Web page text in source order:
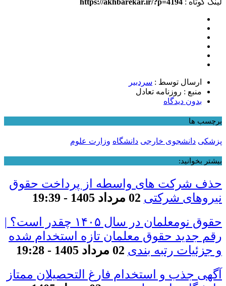
ارسال توسط : سردبیر
منبع : روزنامه تعادل
بدون دیدگاه
برچسب ها
پزشکی دانشجوی خارجی دانشگاه وزارت علوم
بیشتر بخوانید:
حذف شرکت های واسطه از پرداخت حقوق
نیروهای شرکتی 02 مرداد 1405 - 19:39
حقوق نومعلمان در سال ۱۴۰۵ چقدر است؟ |
رقم جدید حقوق معلمان تازه استخدام شده
و جزئیات رتبه بندی 02 مرداد 1405 - 19:28
آگهی جذب و استخدام فارغ التحصیلان ممتاز